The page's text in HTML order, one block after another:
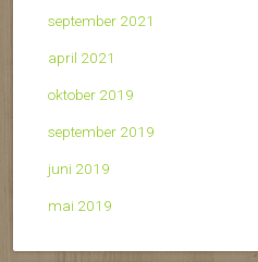
september 2021
april 2021
oktober 2019
september 2019
juni 2019
mai 2019